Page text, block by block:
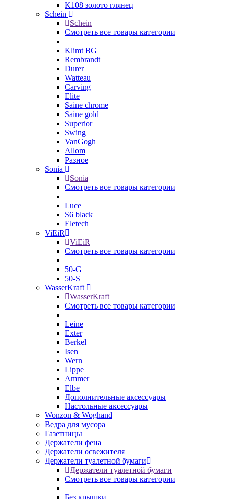
K108 золото глянец
Schein
Schein
Смотреть все товары категории
Klimt BG
Rembrandt
Durer
Watteau
Carving
Elite
Saine chrome
Saine gold
Superior
Swing
VanGogh
Allom
Разное
Sonia
Sonia
Смотреть все товары категории
Luce
S6 black
Eletech
ViEiR
ViEiR
Смотреть все товары категории
50-G
50-S
WasserKraft
WasserKraft
Смотреть все товары категории
Leine
Exter
Berkel
Isen
Wern
Lippe
Ammer
Elbe
Дополнительные аксессуары
Настольные аксессуары
Wonzon & Woghand
Ведра для мусора
Газетницы
Держатели фена
Держатели освежителя
Держатели туалетной бумаги
Держатели туалетной бумаги
Смотреть все товары категории
Без крышки